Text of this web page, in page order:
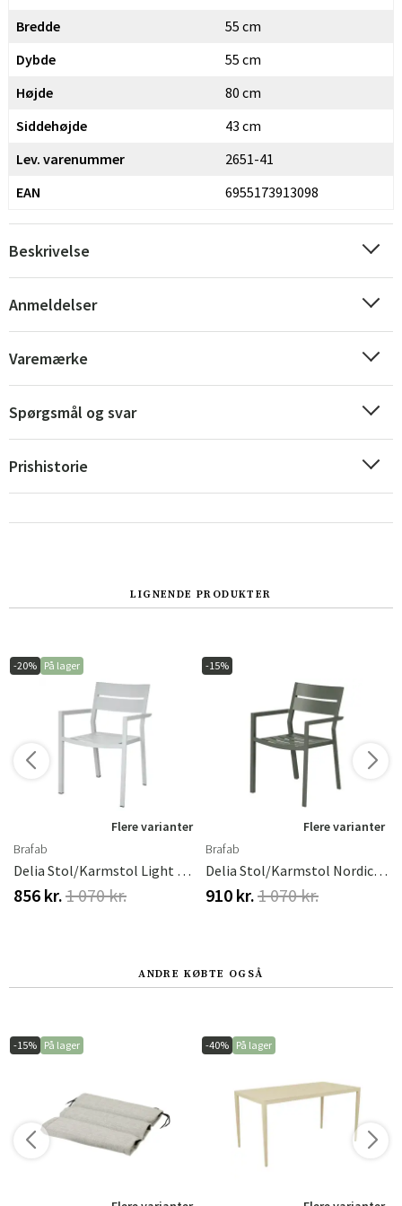
Norge
Suomi
Bredde
55 cm
Dybde
55 cm
Højde
80 cm
Siddehøjde
43 cm
Lev. varenummer
2651-41
EAN
6955173913098
Beskrivelse
Anmeldelser
Varemærke
Spørgsmål og svar
Prishistorie
LIGNENDE PRODUKTER
-20% På lager
Flere varianter
Brafab
Delia Stol/Karmstol Light Grey
856 kr.1 070 kr.
-15%
Flere varianter
Brafab
Delia Stol/Karmstol Nordic Green
910 kr.1 070 kr.
ANDRE KØBTE OGSÅ
-15% På lager -40% På lager